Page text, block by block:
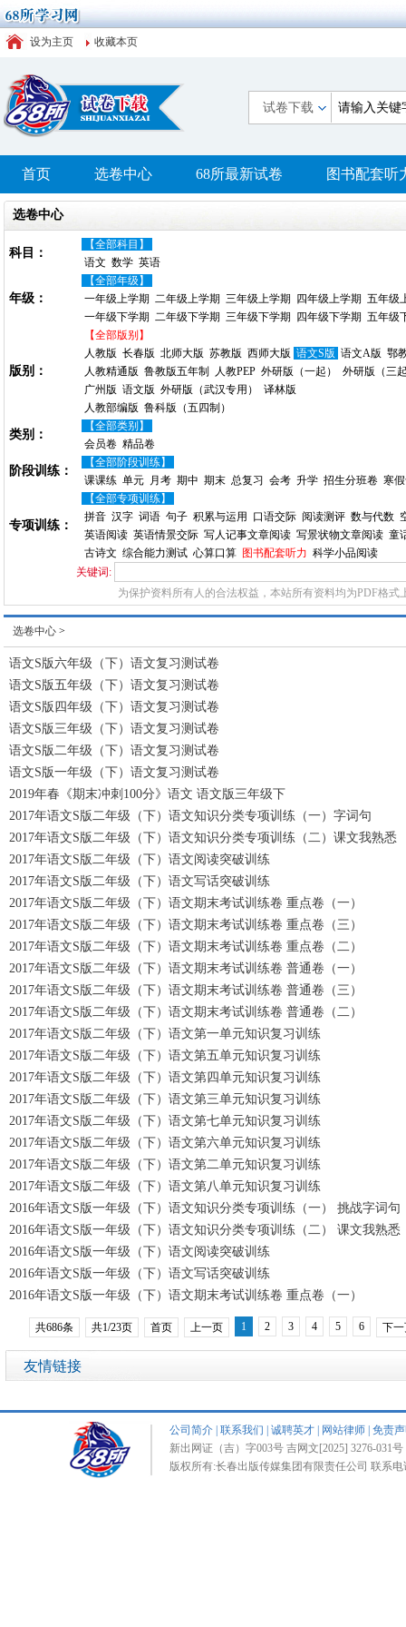
设为主页 收藏本页
试卷下载
首页 选卷中心 68所最新试卷 图书配套听
选卷中心
科目：
【全部科目】
语文 数学 英语
年级：
【全部年级】
一年级上学期 二年级上学期 三年级上学期 四年级上学期 五年级
一年级下学期 二年级下学期 三年级下学期 四年级下学期 五年级
版别：
【全部版别】
人教版 长春版 北师大版 苏教版 西师大版 语文S版 语文A版 鄂
人教精通版 鲁教版五年制 人教PEP 外研版（一起）
外研版（三
广州版 语文版 外研版（武汉专用）
译林版
人教部编版 鲁科版（五四制）
类别：
【全部类别】
会员卷 精品卷
阶段训练：
【全部阶段训练】
课课练 单元 月考 期中 期末 总复习 会考 升学 招生分班卷 寒
专项训练：
【全部专项训练】
拼音 汉字 词语 句子 积累与运用 口语交际 阅读测评 数与代数
英语阅读 英语情景交际 写人记事文章阅读 写景状物文章阅读 童
古诗文 综合能力测试 心算口算 图书配套听力 科学小品阅读
关键词:
为保护资料所有人的合法权益，本站所有资料均为PDF格式
选卷中心 >
语文S版六年级（下）语文复习测试卷
语文S版五年级（下）语文复习测试卷
语文S版四年级（下）语文复习测试卷
语文S版三年级（下）语文复习测试卷
语文S版二年级（下）语文复习测试卷
语文S版一年级（下）语文复习测试卷
2019年春《期末冲刺100分》语文 语文版三年级下
2017年语文S版二年级（下）语文知识分类专项训练（一）字词句
2017年语文S版二年级（下）语文知识分类专项训练（二）课文我熟悉
2017年语文S版二年级（下）语文阅读突破训练
2017年语文S版二年级（下）语文写话突破训练
2017年语文S版二年级（下）语文期末考试训练卷 重点卷（一）
2017年语文S版二年级（下）语文期末考试训练卷 重点卷（三）
2017年语文S版二年级（下）语文期末考试训练卷 重点卷（二）
2017年语文S版二年级（下）语文期末考试训练卷 普通卷（一）
2017年语文S版二年级（下）语文期末考试训练卷 普通卷（三）
2017年语文S版二年级（下）语文期末考试训练卷 普通卷（二）
2017年语文S版二年级（下）语文第一单元知识复习训练
2017年语文S版二年级（下）语文第五单元知识复习训练
2017年语文S版二年级（下）语文第四单元知识复习训练
2017年语文S版二年级（下）语文第三单元知识复习训练
2017年语文S版二年级（下）语文第七单元知识复习训练
2017年语文S版二年级（下）语文第六单元知识复习训练
2017年语文S版二年级（下）语文第二单元知识复习训练
2017年语文S版二年级（下）语文第八单元知识复习训练
2016年语文S版一年级（下）语文知识分类专项训练（一） 挑战字词句
2016年语文S版一年级（下）语文知识分类专项训练（二） 课文我熟悉
2016年语文S版一年级（下）语文阅读突破训练
2016年语文S版一年级（下）语文写话突破训练
2016年语文S版一年级（下）语文期末考试训练卷 重点卷（一）
共686条 共1/23页 首页 上一页 1 2 3 4 5 6 下
友情链接
公司简介 联系我们 诚聘英才 网站律师 免责
新出网证（吉）字003号 吉网文[2025] 3276-031
版权所有:长春出版传媒集团有限责任公司 联系电